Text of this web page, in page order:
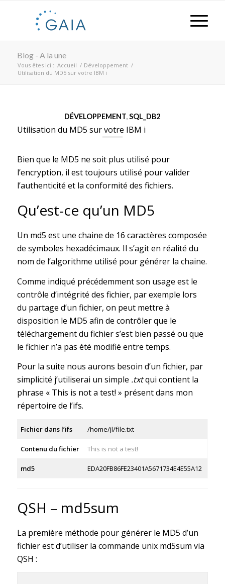
Blog - A la une
Vous êtes ici : Accueil / Développement /
Utilisation du MD5 sur votre IBM i
DÉVELOPPEMENT,SQL_DB2
Utilisation du MD5 sur votre IBM i
Bien que le MD5 ne soit plus utilisé pour
l’encryption, il est toujours utilisé pour valider
l’authenticité et la conformité des fichiers.
Qu’est-ce qu’un MD5
Un md5 est une chaine de 16 caractères composée
de symboles hexadécimaux. Il s’agit en réalité du
nom de l’algorithme utilisé pour générer la chaine.
Comme indiqué précédemment son usage est le
contrôle d’intégrité des fichier, par exemple lors
du partage d’un fichier, on peut mettre à
disposition le MD5 afin de contrôler que le
téléchargement du fichier s’est bien passé ou que
le fichier n’a pas été modifié entre temps.
Pour la suite nous aurons besoin d’un fichier, par
simplicité j’utiliserai un simple .txtqui contient la
phrase « This is not a test! » présent dans mon
répertoire de l’ifs.
Fichier dans l’ifs /home/jl/file.txt
Contenu du fichier This is not a test!
md5 EDA20FB86FE23401A5671734E4E55A12
QSH – md5sum
La première méthode pour générer le MD5 d’un
fichier est d’utiliser la commande unix md5sum via
QSH :